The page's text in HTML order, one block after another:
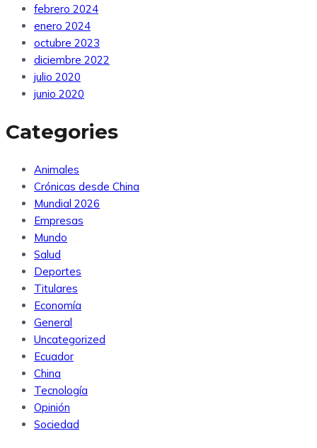
febrero 2024
enero 2024
octubre 2023
diciembre 2022
julio 2020
junio 2020
Categories
Animales
Crónicas desde China
Mundial 2026
Empresas
Mundo
Salud
Deportes
Titulares
Economía
General
Uncategorized
Ecuador
China
Tecnología
Opinión
Sociedad